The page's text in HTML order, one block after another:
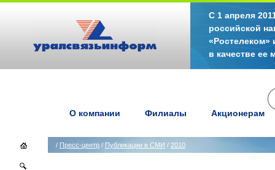
С 1 апреля
российской
«Ростелеком»
в качестве ее
О компании Филиалы Акционерам
/ Пресс-центр / Публикации в СМИ / 2010